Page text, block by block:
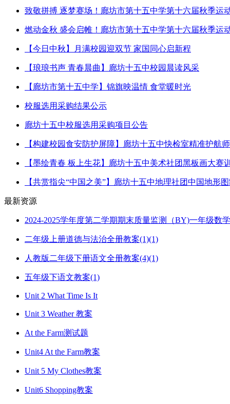
致敬拼搏 逐梦赛场！廊坊市第十五中学第十六届秋季运
燃动金秋 盛会启帷！廊坊市第十五中学第十六届秋季运
【今日中秋】月满校园迎双节 家国同心启新程
【琅琅书声 青春晨曲】廊坊十五中校园晨读风采
【廊坊市第十五中学】锦旗映温情 食堂暖时光
校服选用采购结果公示
廊坊十五中校服选用采购项目公告
【构建校园食安防护屏障】廊坊十五中快检室精准护航
【墨绘青春 板上生花】廊坊十五中美术社团黑板画大赛
【共赏指尖“中国之美”】廊坊十五中地理社团中国地形
最新资源
2024-2025学年度第二学期期末质量监测（BY)一年级数学
二年级上册道德与法治全册教案(1)(1)
人教版二年级下册语文全册教案(4)(1)
五年级下语文教案(1)
Unit 2 What Time Is It
Unit 3 Weather 教案
At the Farm测试题
Unit4 At the Farm教案
Unit 5 My Clothes教案
Unit6 Shopping教案